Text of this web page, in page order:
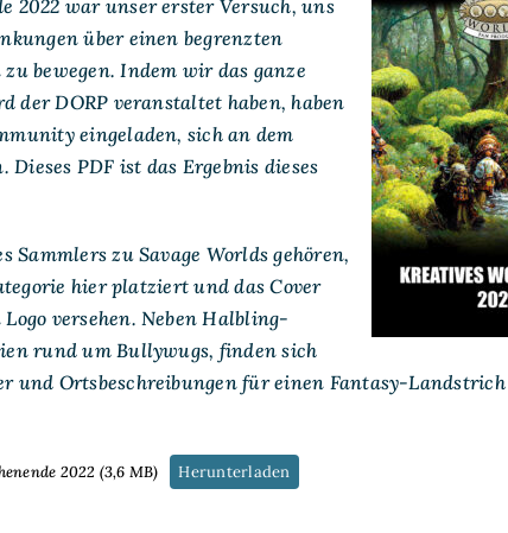
Wochenende
2022
2022 war unser erster Versuch, uns
über einen begrenzten
bewegen. Indem wir das ganze
der DORP veranstaltet haben, haben
eingeladen, sich an dem
PDF ist das Ergebnis dieses
Sammlers zu Savage Worlds gehören,
hier platziert und das Cover
versehen. Neben Halbling-
rund um Bullywugs, finden sich
und Ortsbeschreibungen für einen Fantasy-
2022 (3,6 MB) Herunterladen